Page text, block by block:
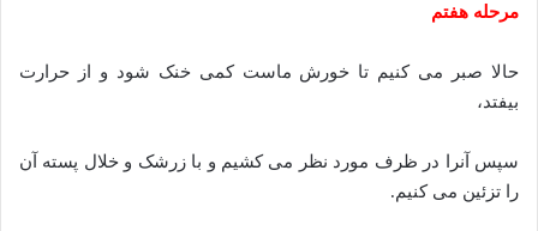
مرحله هفتم
حالا صبر می کنیم تا خورش ماست کمی خنک شود و از حرارت
بیفتد،
سپس آنرا در ظرف مورد نظر می کشیم و با زرشک و خلال پسته آن
را تزئین می کنیم.